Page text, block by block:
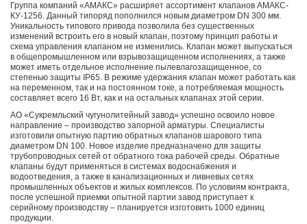
Группа компаний «АМАКС» расширяет ассортимент клапанов АМАКС-
КУ-1256. Данный типоряд пополнился новым диаметром DN 300 мм.
Уникальность типового привода позволила без существенных
изменений встроить его в новый клапан, поэтому принцип работы и
схема управления клапаном не изменились. Клапан может выпускаться
в общепромышленном или взрывозащищенном исполнениях, а также
может иметь отдельное исполнение пылевлагозащищенное, со
степенью защиты IP65. В режиме удержания клапан может работать как
на переменном, так и на постоянном токе, а потребляемая мощность
составляет всего 16 Вт, как и на остальных клапанах этой серии.
АО «Сукремльский чугунолитейный завод» успешно освоило новое
направление – производство запорной арматуры. Специалисты
изготовили опытную партию обратных клапанов шарового типа
диаметром DN 100. Новое изделие предназначено для защиты
трубопроводных сетей от обратного тока рабочей среды. Обратные
клапаны будут применяться в системах водоснабжения и
водоотведения, а также в канализационных и ливневых сетях
промышленных объектов и жилых комплексов. По условиям контракта,
после успешной приемки опытной партии завод приступает к
серийному производству – планируется изготовить 1000 единиц
продукции.